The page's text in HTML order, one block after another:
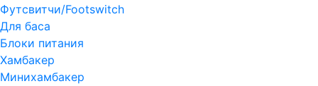
Футсвитчи/Footswitch
Для баса
Блоки питания
Хамбакер
Минихамбакер